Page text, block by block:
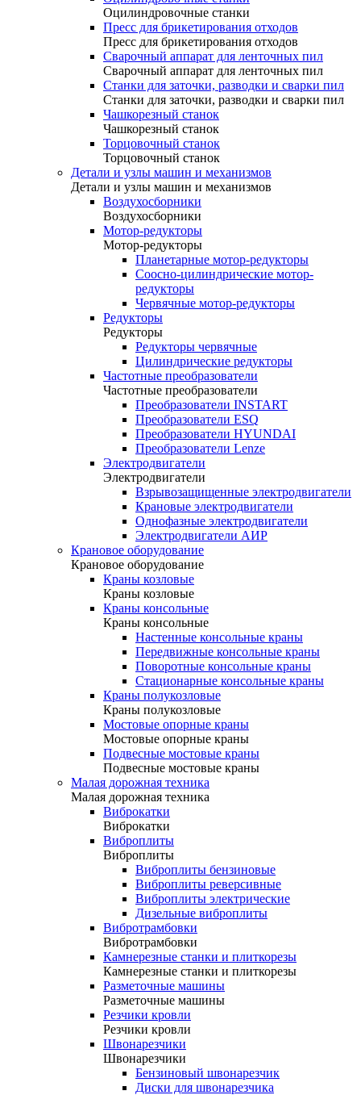
Оцилиндровочные станки
Пресс для брикетирования отходов
Пресс для брикетирования отходов
Сварочный аппарат для ленточных пил
Сварочный аппарат для ленточных пил
Станки для заточки, разводки и сварки пил
Станки для заточки, разводки и сварки пил
Чашкорезный станок
Чашкорезный станок
Торцовочный станок
Торцовочный станок
Детали и узлы машин и механизмов
Детали и узлы машин и механизмов
Воздухосборники
Воздухосборники
Мотор-редукторы
Мотор-редукторы
Планетарные мотор-редукторы
Соосно-цилиндрические мотор-
редукторы
Червячные мотор-редукторы
Редукторы
Редукторы
Редукторы червячные
Цилиндрические редукторы
Частотные преобразователи
Частотные преобразователи
Преобразователи INSTART
Преобразователи ESQ
Преобразователи HYUNDAI
Преобразователи Lenze
Электродвигатели
Электродвигатели
Взрывозащищенные электродвигатели
Крановые электродвигатели
Однофазные электродвигатели
Электродвигатели АИР
Крановое оборудование
Крановое оборудование
Краны козловые
Краны козловые
Краны консольные
Краны консольные
Настенные консольные краны
Передвижные консольные краны
Поворотные консольные краны
Стационарные консольные краны
Краны полукозловые
Краны полукозловые
Мостовые опорные краны
Мостовые опорные краны
Подвесные мостовые краны
Подвесные мостовые краны
Малая дорожная техника
Малая дорожная техника
Виброкатки
Виброкатки
Виброплиты
Виброплиты
Виброплиты бензиновые
Виброплиты реверсивные
Виброплиты электрические
Дизельные виброплиты
Вибротрамбовки
Вибротрамбовки
Камнерезные станки и плиткорезы
Камнерезные станки и плиткорезы
Разметочные машины
Разметочные машины
Резчики кровли
Резчики кровли
Швонарезчики
Швонарезчики
Бензиновый швонарезчик
Диски для швонарезчика